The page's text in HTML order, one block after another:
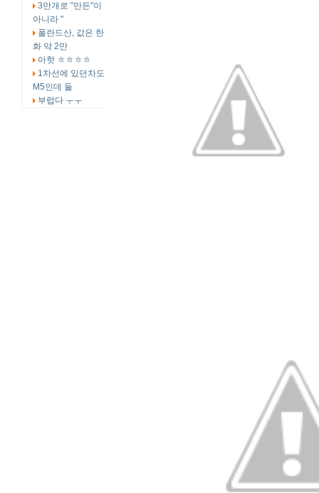
3만개로 "만든"이
아니라 "
폴란드산, 값은 한
화 약 2만
아핫 ㅎㅎㅎㅎ
1차선에 있던차도
M5인데 둘
부럽다 ㅜㅜ